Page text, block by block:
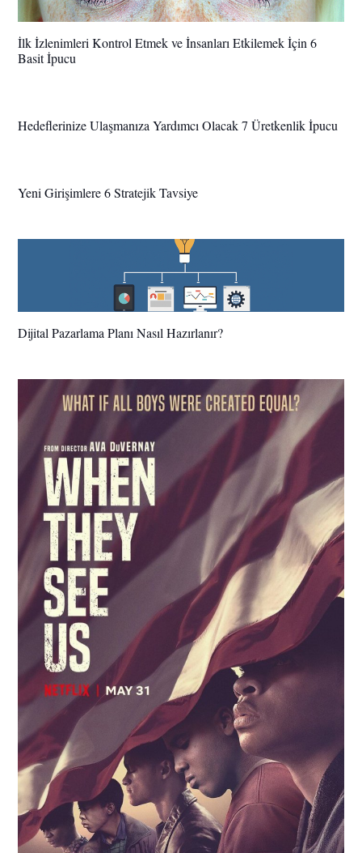
İlk İzlenimleri Kontrol Etmek ve İnsanları Etkilemek İçin 6
Basit İpucu
Hedeflerinize Ulaşmanıza Yardımcı Olacak 7 Üretkenlik İpucu
Yeni Girişimlere 6 Stratejik Tavsiye
Dijital Pazarlama Planı Nasıl Hazırlanır?